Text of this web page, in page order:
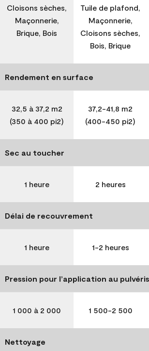
Cloisons sèches,
Maçonnerie,
Brique, Bois
Tuile de plafond,
Maçonnerie,
Cloisons sèches,
Bois, Brique
Rendement en surface
32,5 à 37,2 m2
(350 à 400 pi2)
37,2-41,8 m2
(400-450 pi2)
Sec au toucher
1 heure 2 heures
Délai de recouvrement
1 heure 1-2 heures
Pression pour l’application au
1 000 à 2 000 1 500-2 500
Nettoyage